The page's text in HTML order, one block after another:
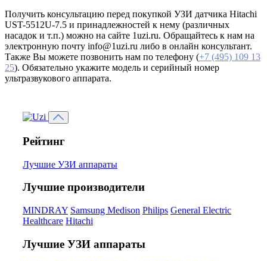
Получить консультацию перед покупкой УЗИ датчика Hitachi
UST-5512U-7.5 и принадлежностей к нему (различных
насадок и т.п.) можно на сайте 1uzi.ru. Обращайтесь к нам на
электронную почту info@1uzi.ru либо в онлайн консультант.
Также Вы можете позвонить нам по телефону (+7 (495) 109 13
25). Обязательно укажите модель и серийный номер
ультразвукового аппарата.
Рейтинг
Лучшие УЗИ аппараты
Лучшие производители
MINDRAY Samsung Medison Philips General Electric
Healthcare Hitachi
Лучшие УЗИ аппараты